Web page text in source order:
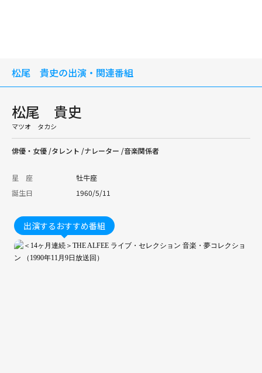
松尾 貴史の出演・関連番組
松尾 貴史
マツオ タカシ
俳優・女優 /タレント /ナレーター /音楽関係者
星 座
牡牛座
誕生日
1960/5/11
出演するおすすめ番組